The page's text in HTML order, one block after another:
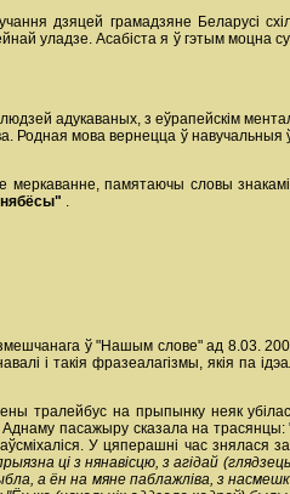
дзяцей грамадзяне Беларусі
уладзе. Асабіста я ў гэтым моцна
адукаваных, з еўрапейскім
Родная мова вернецца ў
памятаючы словы
нябёсы" .
ў "Нашым слове" ад 8.03.
і такія фразеалагізмы, якія па
тралейбус на прыпынку неяк
пасажыру сказала на
У цяперашні час знялася
ці з нянавісцю, з агідай
а ён на мяне паблажліва, з